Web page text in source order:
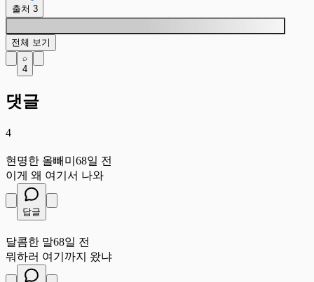
출처 3
전체 보기
4
댓글
4
현명한 올빼미 68일 전
이게 왜 여기서 나와
답글
달콤한 말68일 전
뭐하러 여기까지 왔냐